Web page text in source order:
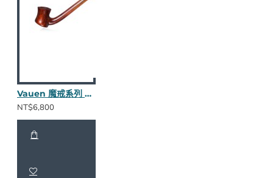
Vauen 魔戒系列 Doran 長斗
NT$6,800